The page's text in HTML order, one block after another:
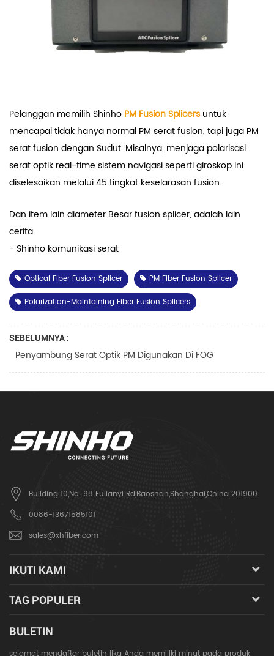
Pelanggan memilih Shinho PM Fusion Splicers untuk
mencapai tidak hanya normal PM serat fusion, tapi juga PM
serat fusion dengan Sudut. Misalnya, menjaga polarisasi
serat optik real-time sistem navigasi seperti giroskop ini
diselesaikan melalui 45 tingkat keselarasan fusion.
Dan item lain diameter Besar fusion splicer, adalah lain
cerita.
- Shinho komunikasi serat
Optical Fiber Fusion Splicer
PM Fiber Fusion Splicer
Polarization-Maintaining Fiber Fusion Splicers
SEBELUMNYA :
Penyambung Serat Optik PM Digunakan Di FOG
Building 10,No. 98 Fulianyi Rd,Baoshan,Shanghai,China 201900
0086-13671585101
sales@xhfiber.com
IKUTI KAMI
TAG POPULER
BULETIN